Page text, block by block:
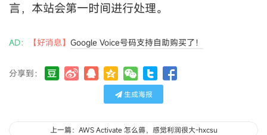
言，本站会第一时间进行处理。
AD： 【好消息】 Google Voice号码支持自助购买了！
分享到：
生成海报
上一篇：AWS Activate 怎么薅，感觉利润很大-hxcsu